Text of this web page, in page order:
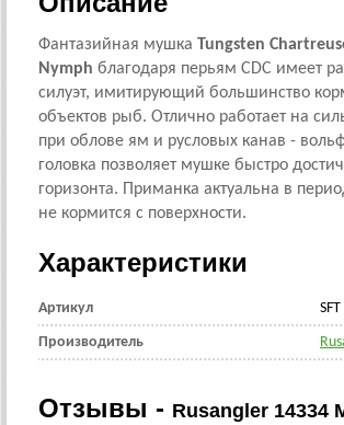
Фантазийная мушка Tungsten
Nymph благодаря перьям CDC имеет
силуэт, имитирующий большинство
объектов рыб. Отлично работает на
при облове ям и русловых канав -
головка позволяет мушке быстро
горизонта. Приманка актуальна в
не кормится с поверхности.
Характеристики
Артикул
Производитель
Отзывы - Rusangler 14334